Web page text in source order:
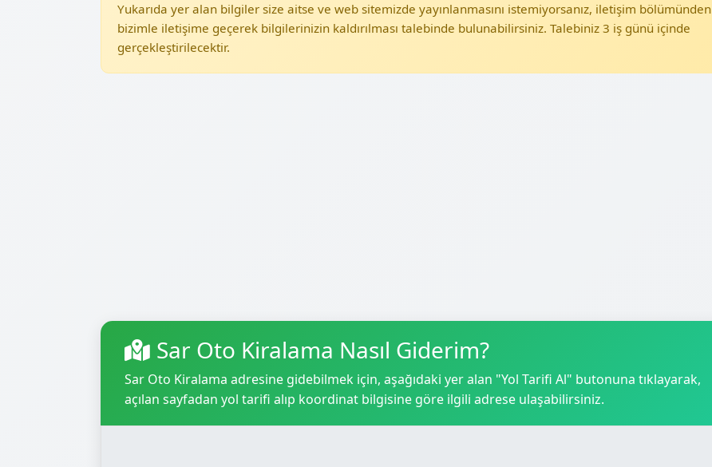
Yukarıda yer alan bilgiler size aitse ve web sitemizde yayınlanmasını istemiyorsanız, iletişim bölümünden
bizimle iletişime geçerek bilgilerinizin kaldırılması talebinde bulunabilirsiniz. Talebiniz 3 iş günü içinde
gerçekleştirilecektir.
Sar Oto Kiralama Nasıl Giderim?
Sar Oto Kiralama adresine gidebilmek için, aşağıdaki yer alan "Yol Tarifi Al" butonuna tıklayarak,
açılan sayfadan yol tarifi alıp koordinat bilgisine göre ilgili adrese ulaşabilirsiniz.